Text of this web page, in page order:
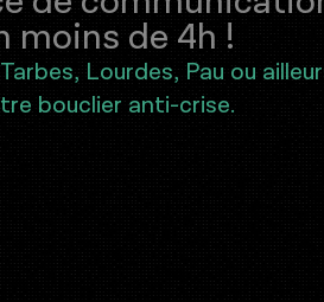
moins de 4h !
Lourdes, Pau ou
bouclier anti-crise.